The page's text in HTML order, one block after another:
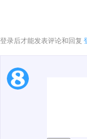
登录后才能发表评论和回复
1.电脑